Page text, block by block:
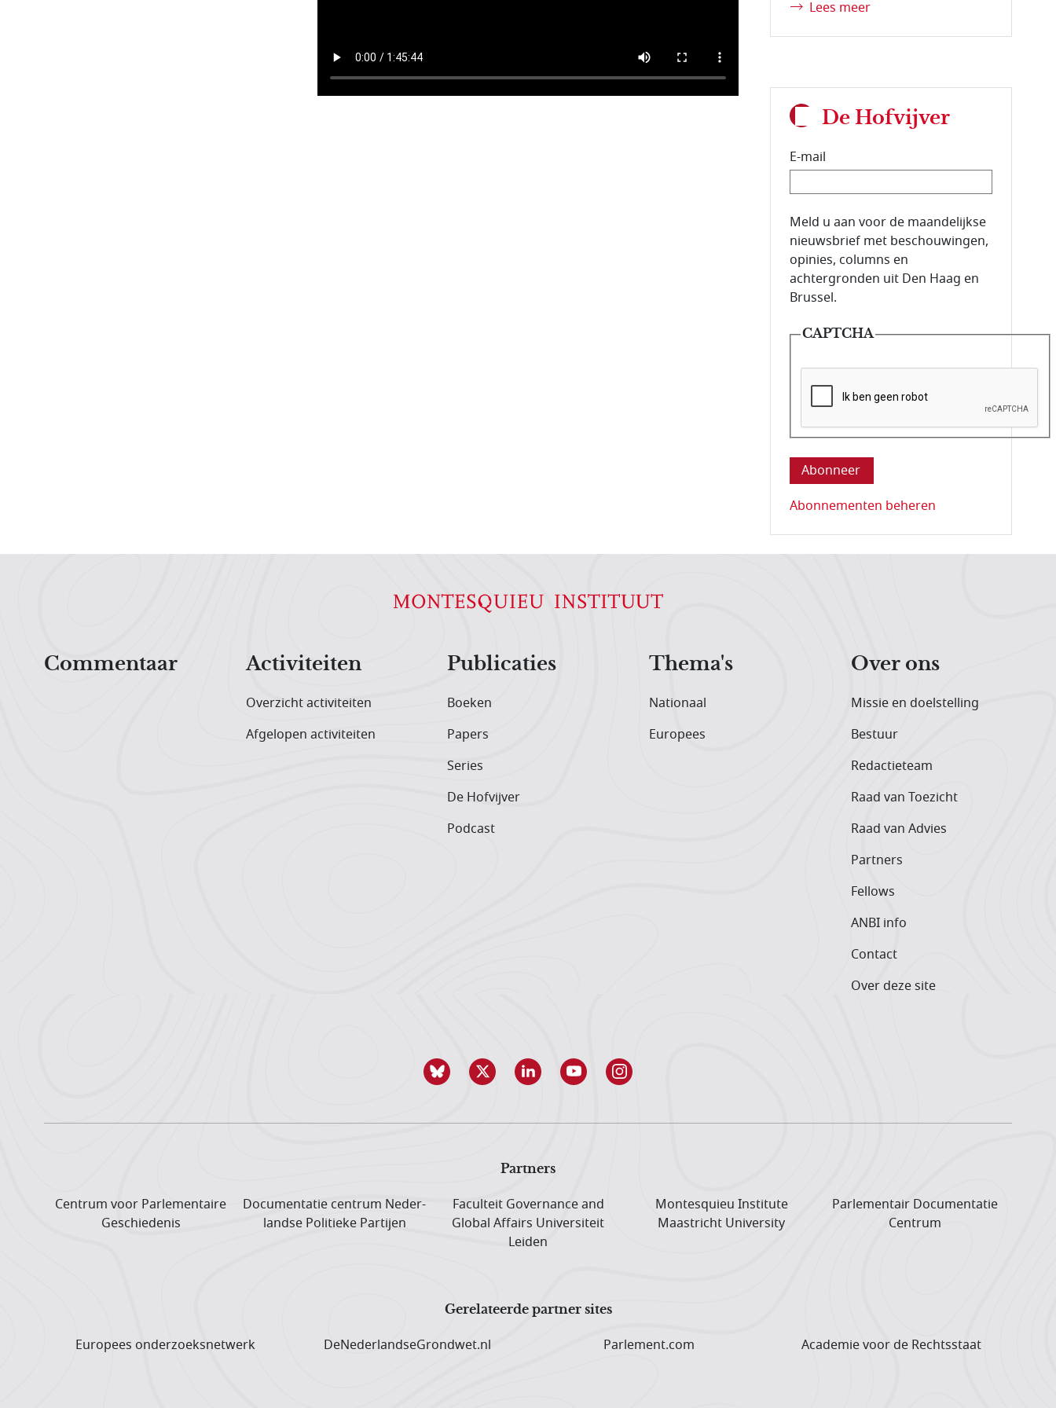
Lees meer
De Hofvijver
E-mail
E-mailadres van de abonnee.
Meld u aan voor de maandelijkse
nieuwsbrief met beschouwingen,
opinies, columns en
achtergronden uit Den Haag en
Brussel.
CAPTCHA
Deze vraag is om te controleren dat u
Abonnementen beheren
Commentaar
Activiteiten
Overzicht activiteiten
Afgelopen activiteiten
Publicaties
Boeken
Papers
Series
De Hofvijver
Podcast
Thema's
Nationaal
Europees
Over ons
Missie en doelstelling
Bestuur
Redactieteam
Raad van Toezicht
Raad van Advies
Partners
Fellows
ANBI info
Contact
Over deze site
Partners
Centrum voor Parlementaire
Geschiedenis
Documentatie centrum Neder­
landse Politieke Partijen
Faculteit Governance and
Global Affairs Universiteit
Leiden
Montesquieu Institute
Maastricht University
Parlementair Documentatie
Centrum
Gerelateerde partner sites
Europees onderzoeks­netwerk DeNederlandseGrondwet.nl Parlement.com Academie voor de Rechtsstaat